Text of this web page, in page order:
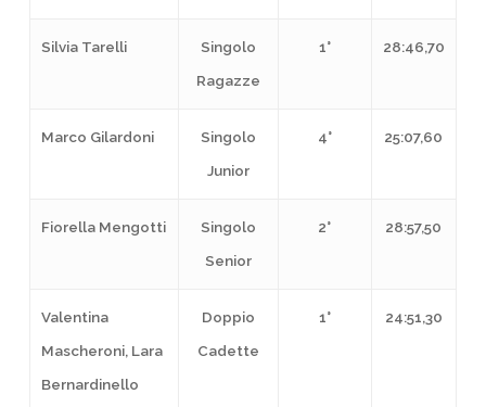
Silvia Tarelli
Singolo
Ragazze
1° 28:46,70
Marco Gilardoni
Singolo
Junior
4° 25:07,60
Fiorella Mengotti
Singolo
Senior
2° 28:57,50
Valentina
Mascheroni, Lara
Bernardinello
Doppio
Cadette
1° 24:51,30